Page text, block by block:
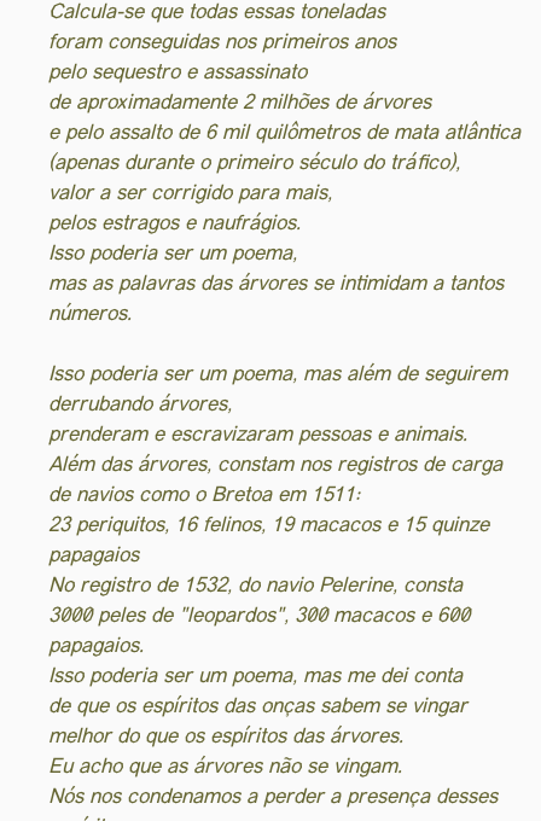
Calcula-se que todas essas toneladas
foram conseguidas nos primeiros anos
pelo sequestro e assassinato
de aproximadamente 2 milhões de árvores
e pelo assalto de 6 mil quilômetros de mata atlântica
(apenas durante o primeiro século do tráfico),
valor a ser corrigido para mais,
pelos estragos e naufrágios.
Isso poderia ser um poema,
mas as palavras das árvores se intimidam a tantos
números.
Isso poderia ser um poema, mas além de seguirem
derrubando árvores,
prenderam e escravizaram pessoas e animais.
Além das árvores, constam nos registros de carga
de navios como o Bretoa em 1511:
23 periquitos, 16 felinos, 19 macacos e 15 quinze
papagaios
No registro de 1532, do navio Pelerine, consta
3000 peles de "leopardos", 300 macacos e 600
papagaios.
Isso poderia ser um poema, mas me dei conta
de que os espíritos das onças sabem se vingar
melhor do que os espíritos das árvores.
Eu acho que as árvores não se vingam.
Nós nos condenamos a perder a presença desses